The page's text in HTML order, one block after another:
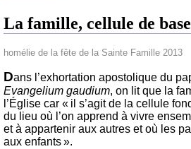
La famille, cellule de
homélie de la fête de la Sainte Famille 2013
Dans l’exhortation apostolique du
Evangelium gaudium, on lit que la
l’Église car « il s’agit de la cellule
du lieu où l’on apprend à vivre
et à appartenir aux autres et où les
aux enfants ».